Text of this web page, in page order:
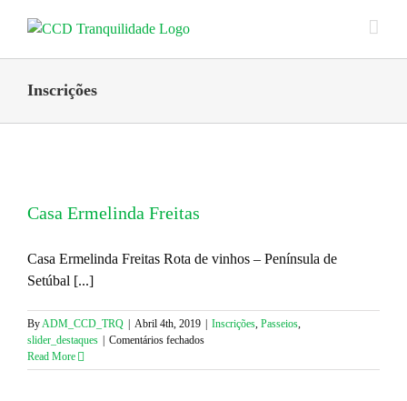
Inscrições
Casa Ermelinda Freitas
Casa Ermelinda Freitas Rota de vinhos – Península de
Setúbal [...]
ByADM_CCD_TRQ Abril 4th, 2019 Inscrições, Passeios,
slider_destaques
Comentários fechadosem
Ermelinda
Read More